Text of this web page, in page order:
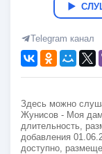
Telegram канал
Здесь можно
Жунисов - Моя
длительность,
добавления
доступно,